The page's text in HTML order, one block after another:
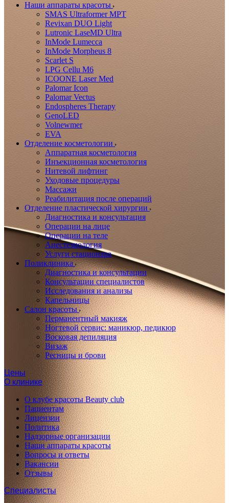
Наши аппараты красоты
SMAS Ultraformer MPT
Revixan DUO Light
Lutronic LaseMD Ultra
InMode Lumecca
InMode Morpheus 8
Scarlet S
LPG Cellu M6
ICOONE Laser Med
Palomar Icon
Palomar Vectus
Endospheres Therapy
GenoLED
Volnewmer
EVA
Отделение косметологии
Аппаратная косметология
Инъекционная косметология
Нитевой лифтинг
Уходовые процедуры
Массажи
Реабилитация после операций
Отделение пластической хирургии
Диагностика и консультация
Операции на лице
Операции на теле
Анестезиология
Услуги стационара
Поликлиника
Диагностика и консультации
Консультации специалистов
Исследования и анализы
Капельницы
Салон красоты
Перманентный макияж
Ногтевой сервис: маникюр, педикюр
Восковая депиляция
Визаж
Ресницы и брови
Цены
О клинике
О клубе красоты Beauty club
Пациентам
Лицензии
Политика
Надзорные организации
Наши аппараты красоты
Вопросы и ответы
Вакансии
Отзывы
Специалисты